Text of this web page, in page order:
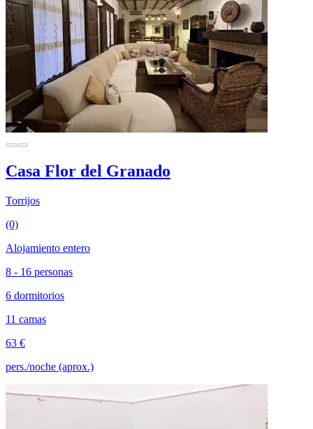
Casa Flor del Granado
Torrijos
(0)
Alojamiento entero
8 - 16 personas
6 dormitorios
11 camas
63 €
pers./noche (aprox.)